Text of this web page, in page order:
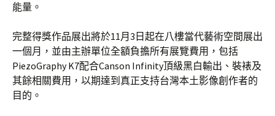
能量。
完整得獎作品展出將於11月3日起在八樓當代藝術空間展出
一個月，並由主辦單位全額負擔所有展覽費用，包括
PiezoGraphy K7配合Canson Infinity頂級黑白輸出、裝裱及
其餘相關費用，以期達到真正支持台灣本土影像創作者的
目的。